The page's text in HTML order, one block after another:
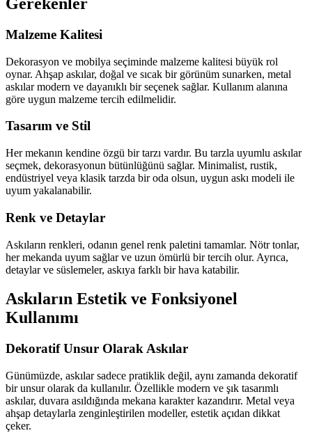
Malzeme Kalitesi
Dekorasyon ve mobilya seçiminde malzeme kalitesi büyük rol
oynar. Ahşap askılar, doğal ve sıcak bir görünüm sunarken, metal
askılar modern ve dayanıklı bir seçenek sağlar. Kullanım alanına
göre uygun malzeme tercih edilmelidir.
Tasarım ve Stil
Her mekanın kendine özgü bir tarzı vardır. Bu tarzla uyumlu askılar
seçmek, dekorasyonun bütünlüğünü sağlar. Minimalist, rustik,
endüstriyel veya klasik tarzda bir oda olsun, uygun askı modeli ile
uyum yakalanabilir.
Renk ve Detaylar
Askıların renkleri, odanın genel renk paletini tamamlar. Nötr tonlar,
her mekanda uyum sağlar ve uzun ömürlü bir tercih olur. Ayrıca,
detaylar ve süslemeler, askıya farklı bir hava katabilir.
Askıların Estetik ve Fonksiyonel
Kullanımı
Dekoratif Unsur Olarak Askılar
Günümüzde, askılar sadece pratiklik değil, aynı zamanda dekoratif
bir unsur olarak da kullanılır. Özellikle modern ve şık tasarımlı
askılar, duvara asıldığında mekana karakter kazandırır. Metal veya
ahşap detaylarla zenginleştirilen modeller, estetik açıdan dikkat
çeker.